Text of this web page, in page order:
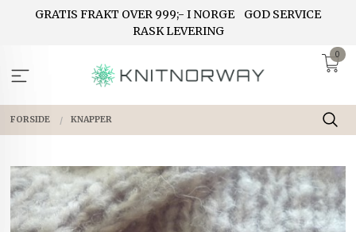
GRATIS FRAKT OVER 999;- I NORGE
GOD SERVICE
RASK LEVERING
0
FORSIDE KNAPPER